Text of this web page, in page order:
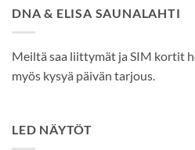
DNA & ELISA SAUNALAHTI
Meiltä saa liittymät ja SIM kortit
myös kysyä päivän tarjous.
LED NÄYTÖT